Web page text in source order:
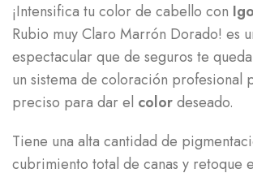
¡Intensifica tu color de cabello con
Rubio muy Claro Marrón Dorado! es
espectacular que de seguros te
un sistema de coloración profesional
preciso para dar el colordeseado.
Tiene una alta cantidad de
cubrimiento total de canas y retoque